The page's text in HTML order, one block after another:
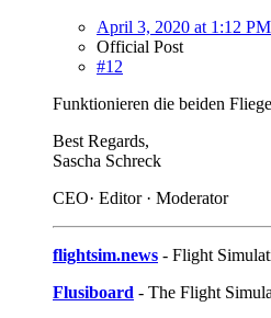
April 3, 2020 at 1:12 PM
Official Post
#12
Funktionieren die beiden
Best Regards,
Sascha Schreck
CEO· Editor · Moderator
flightsim.news - Flight
Flusiboard - The Flight